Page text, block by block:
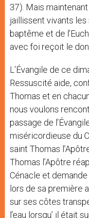
37). Mais
jaillissent vivants
baptême et de
avec foi reçoit le
L’Évangile de ce
Ressuscité aide,
Thomas et en
nous voulons
passage de
miséricordieuse du
saint Thomas
Thomas l’Apôtre
Cénacle et
lors de sa première
sur ses côtes
l’eau lorsqu’ il était